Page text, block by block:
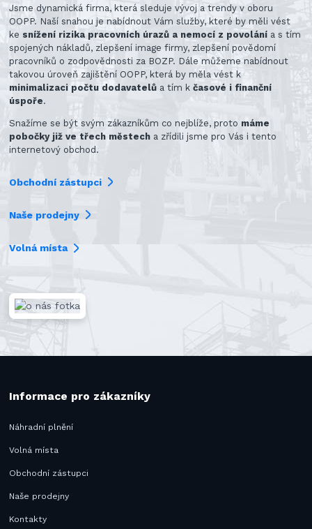
Jsme dynamická firma, která sleduje vývoj a trendy v oboru
OOPP. Naší snahou je nabídnout Vám služby, které by měli vést
ke snížení rizika pracovních úrazů a nemocí z povolání a s tím
spojených nákladů, zlepšení image firmy, zlepšení povědomí
pracovníků o zodpovědnosti za BOZP. Dále můžeme nabídnout
takovou úroveň zajištění OOPP, která by měla vést k
minimalizaci počtu dodavatelů a tím kčasové i finanční
úspoře.
Snažíme se být svým zákazníkům co nejblíže, proto máme
pobočky již ve třech městech a zřídili jsme pro Vás i tento
internetový obchod.
Obchodní zástupci
Naše prodejny
Volná místa
Informace pro zákazníky
Náhradní plnění
Volná místa
Obchodní zástupci
Naše prodejny
Kontakty